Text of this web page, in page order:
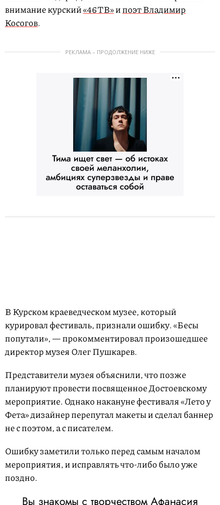
внимание курский«46ТВ»ипоэт Владимир
Косогов.
РЕКЛАМА – ПРОДОЛЖЕНИЕ НИЖЕ
В Курском краеведческом музее, который
курировал фестиваль, признали ошибку. «Бесы
попутали», — прокомментировал произошедшее
директор музея Олег Пушкарев.
Представители музея объяснили, что позже
планируют провести посвященное Достоевскому
мероприятие. Однако накануне фестиваля «Лето у
Фета» дизайнер перепутал макеты и сделал баннер
не с поэтом, а с писателем.
Ошибку заметили только перед самым началом
мероприятия, и исправлять что-либо было уже
поздно.
Вы знакомы с творчеством Афанасия